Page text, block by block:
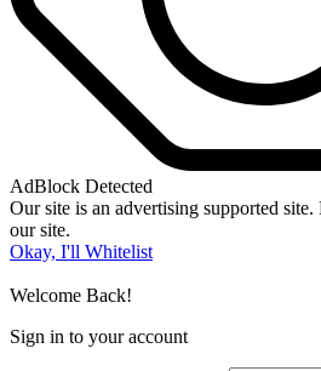
AdBlock Detected
Our site is an advertising supported
our site.
Okay, I'll Whitelist
Welcome Back!
Sign in to your account